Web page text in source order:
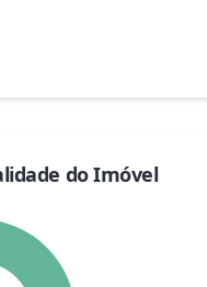
do Imóvel